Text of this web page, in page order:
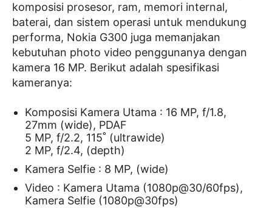
komposisi prosesor, ram, memori internal,
baterai, dan sistem operasi untuk mendukung
performa, Nokia G300 juga memanjakan
kebutuhan photo video penggunanya dengan
kamera 16 MP. Berikut adalah spesifikasi
kameranya:
Komposisi Kamera Utama : 16 MP, f/1.8,
27mm (wide), PDAF
5 MP, f/2.2, 115˚ (ultrawide)
2 MP, f/2.4, (depth)
Kamera Selfie : 8 MP, (wide)
Video : Kamera Utama (1080p@30/60fps),
Kamera Selfie (1080p@30fps)